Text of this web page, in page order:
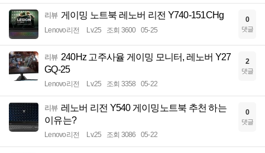
리뷰 게이밍 노트북 레노버 리전 Y740-151CHg
Lenovo리전 Lv.25 조회 3600 05-25
0
댓글
리뷰 240Hz 고주사율 게이밍 모니터, 레노버 Y27
GQ-25
Lenovo리전 Lv.25 조회 3358 05-22
2
댓글
리뷰 레노버 리전 Y540 게이밍노트북 추천 하는
이유는?
Lenovo리전 Lv.25 조회 3086 05-22
0
댓글